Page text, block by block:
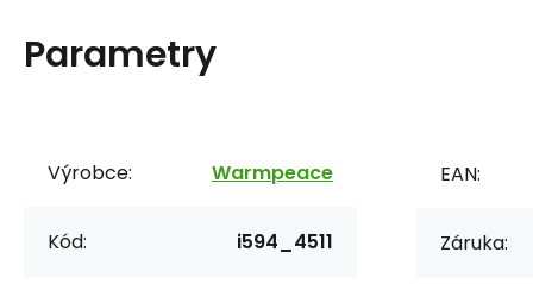
Parametry
Výrobce: Warmpeace
Kód: i594_4511
EAN:
Záruka: